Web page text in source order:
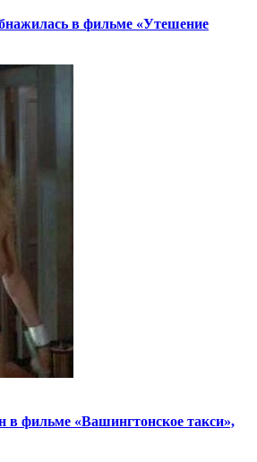
в фильме «Утешение
фильме «Вашингтонское такси»,